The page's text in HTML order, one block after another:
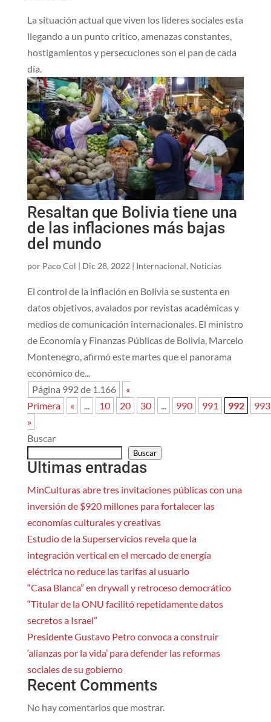
La situación actual que viven los lideres sociales esta
llegando a un punto critico, amenazas constantes,
hostigamientos y persecuciones son el pan de cada
día.
Resaltan que Bolivia tiene una
de las inflaciones más bajas
del mundo
por Paco Col Dic 28, 2022| Internacional, Noticias
El control de la inflación en Bolivia se sustenta en
datos objetivos, avalados por revistas académicas y
medios de comunicación internacionales. El ministro
de Economía y Finanzas Públicas de Bolivia, Marcelo
Montenegro, afirmó este martes que el panorama
económico de...
Página 992 de 1.166
«
Primera
« ... 10 20 30 ... 990 991 992
993
»
Buscar
Buscar
Ultimas entradas
MinCulturas abre tres invitaciones públicas con una
inversión de $920 millones para fortalecer las
economías culturales y creativas
Estudio de la Superservicios revela que la
integración vertical en el mercado de energía
eléctrica no reduce las tarifas al usuario
“Casa Blanca” en drywall y retroceso democrático
“Titular de la ONU facilitó repetidamente datos
secretos a Israel”
Presidente Gustavo Petro convoca a construir
‘alianzas por la vida’ para defender las reformas
sociales de su gobierno
Recent Comments
No hay comentarios que mostrar.